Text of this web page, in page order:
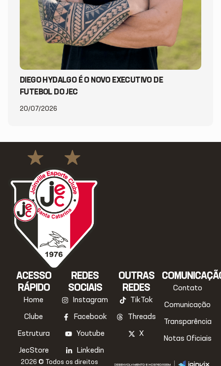
DIEGO HYDALGO É O NOVO EXECUTIVO DE
FUTEBOL DO JEC
20/07/2026
ACESSO
RÁPIDO
Home
Clube
Estrutura
JecStore
REDES
SOCIAIS
Instagram
Facebook
Youtube
Linkedin
OUTRAS
REDES
TikTok
Threads
X
Contato
Comunicação
Transparência
Notas Oficiais
2026 © Todos os direitos